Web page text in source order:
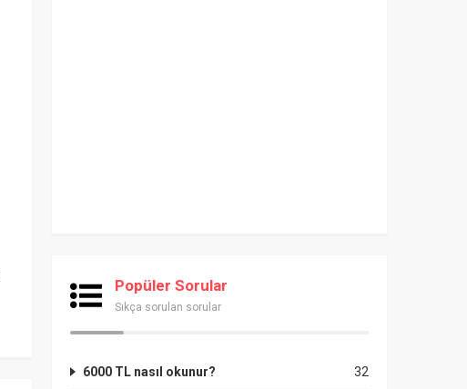
Popüler Sorular
Sıkça sorulan sorular
32
6000 TL nasıl okunur?